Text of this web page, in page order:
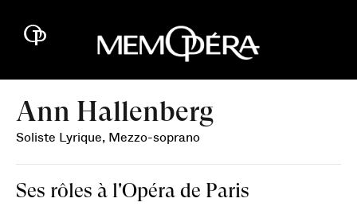
Ann Hallenberg
Soliste Lyrique, Mezzo-soprano
Ses rôles à l'Opéra de Paris